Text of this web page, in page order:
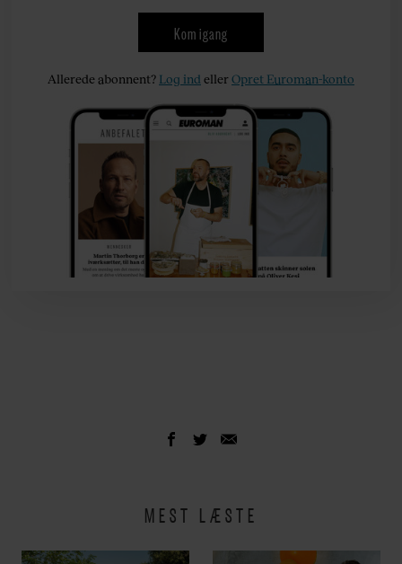
Kom igang
Allerede abonnent? Log ind ellerOpret Euroman-konto
MEST LÆSTE